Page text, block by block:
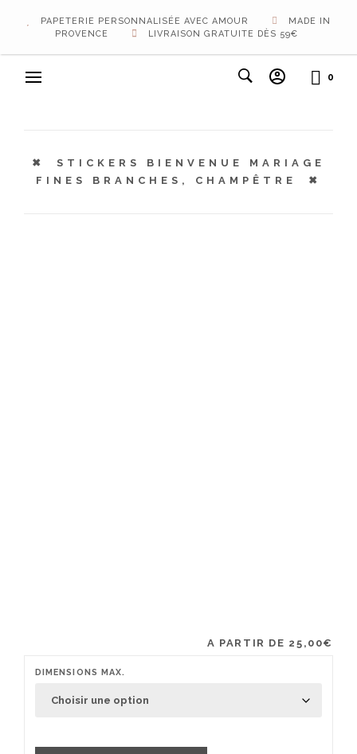
PAPETERIE PERSONNALISÉE AVEC AMOUR
MADE IN
PROVENCE
LIVRAISON GRATUITE DÈS 59€
0
STICKERS BIENVENUE MARIAGE
FINES BRANCHES, CHAMPÊTRE
A PARTIR DE 25,00€
DIMENSIONS MAX.